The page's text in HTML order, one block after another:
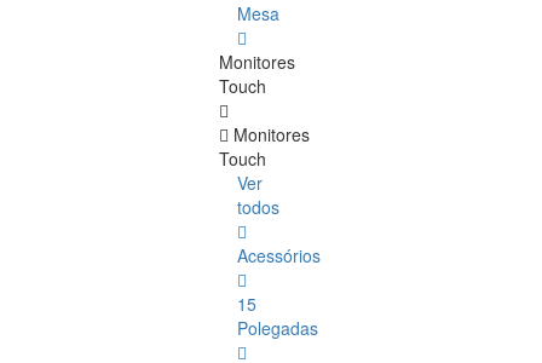
Mesa
Monitores
Touch
Monitores
Touch
Ver
todos
Acessórios
15
Polegadas